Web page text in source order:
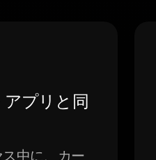
プリと同
中に、カー